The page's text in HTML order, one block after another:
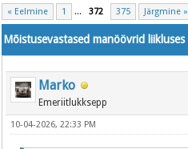
« Eelmine 1 ... 372 375 Järgmine »
Mõistusevastased manöövrid liikluses
Marko
Emeriitlukksepp
10-04-2026, 22:33 PM